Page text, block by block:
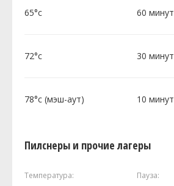
65°c 60 минут
72°c 30 минут
78°c (мэш-аут) 10 минут
Пилснеры и прочие лагеры
Температура: Пауза: